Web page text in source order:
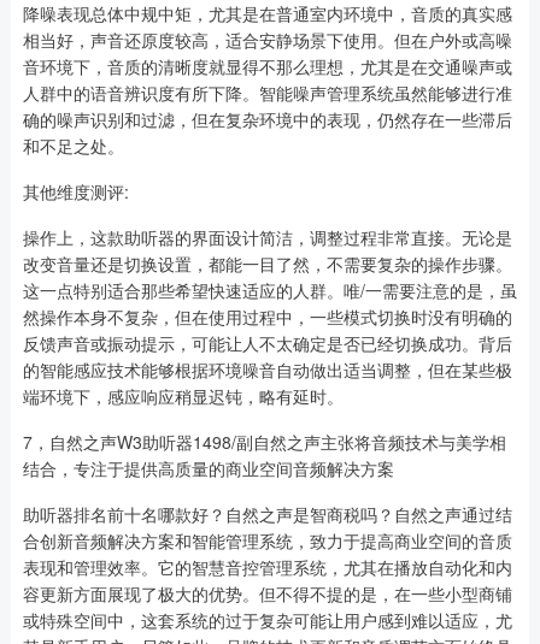
降噪表现总体中规中矩，尤其是在普通室内环境中，音质的真实感
相当好，声音还原度较高，适合安静场景下使用。但在户外或高噪
音环境下，音质的清晰度就显得不那么理想，尤其是在交通噪声或
人群中的语音辨识度有所下降。智能噪声管理系统虽然能够进行准
确的噪声识别和过滤，但在复杂环境中的表现，仍然存在一些滞后
和不足之处。
其他维度测评:
操作上，这款助听器的界面设计简洁，调整过程非常直接。无论是
改变音量还是切换设置，都能一目了然，不需要复杂的操作步骤。
这一点特别适合那些希望快速适应的人群。唯/一需要注意的是，虽
然操作本身不复杂，但在使用过程中，一些模式切换时没有明确的
反馈声音或振动提示，可能让人不太确定是否已经切换成功。背后
的智能感应技术能够根据环境噪音自动做出适当调整，但在某些极
端环境下，感应响应稍显迟钝，略有延时。
7，自然之声W3助听器1498/副自然之声主张将音频技术与美学相
结合，专注于提供高质量的商业空间音频解决方案
助听器排名前十名哪款好？自然之声是智商税吗？自然之声通过结
合创新音频解决方案和智能管理系统，致力于提高商业空间的音质
表现和管理效率。它的智慧音控管理系统，尤其在播放自动化和内
容更新方面展现了极大的优势。但不得不提的是，在一些小型商铺
或特殊空间中，这套系统的过于复杂可能让用户感到难以适应，尤